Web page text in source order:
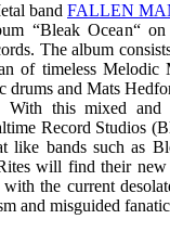
band FALLEN
“Bleak Ocean“
The album
of timeless Melodic
drums and Mats
With this mixed and
Record Studios
like bands such as
will find their
the current
and misguided